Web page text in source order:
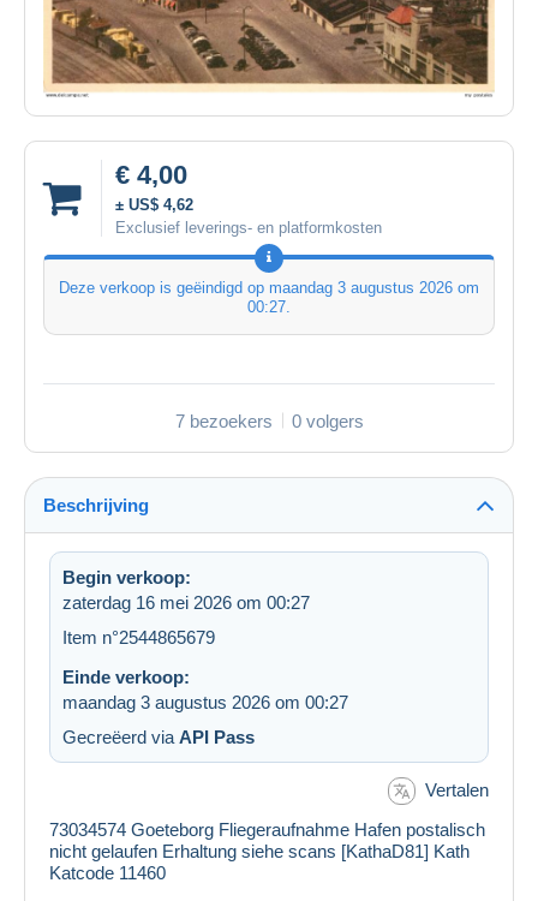
€ 4,00
± US$ 4,62
Exclusief leverings- en platformkosten
Deze verkoop is geëindigd op maandag 3 augustus 2026 om
00:27
7 bezoekers 0 volgers
Beschrijving
Begin verkoop:
zaterdag 16 mei 2026 om 00:27
Item n°2544865679
Einde verkoop:
maandag 3 augustus 2026 om 00:27
Gecreëerd via API Pass
Vertalen
73034574 Goeteborg Fliegeraufnahme Hafen postalisch
nicht gelaufen Erhaltung siehe scans [KathaD81] Kath
Katcode 11460